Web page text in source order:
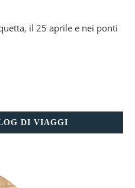
il 25 aprile e nei ponti
DI VIAGGI